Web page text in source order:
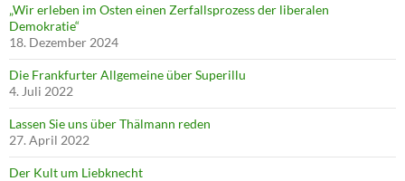
„Wir erleben im Osten einen Zerfallsprozess der liberalen
Demokratie“
18. Dezember 2024
Die Frankfurter Allgemeine über Superillu
4. Juli 2022
Lassen Sie uns über Thälmann reden
27. April 2022
Der Kult um Liebknecht